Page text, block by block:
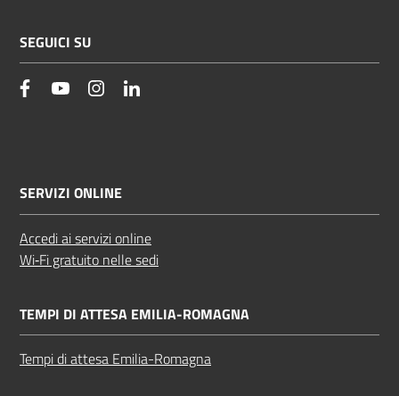
SEGUICI SU
facebookYouTube Instagram
SERVIZI ONLINE
Accedi ai servizi online
Wi‑Fi gratuito nelle sedi
TEMPI DI ATTESA EMILIA-ROMAGNA
Tempi di attesa Emilia-Romagna